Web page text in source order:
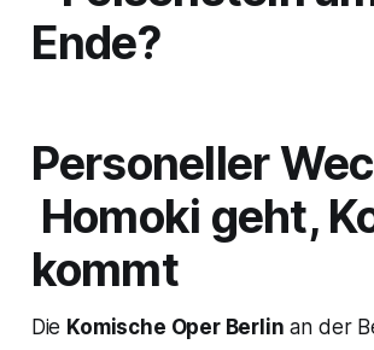
Ende?
Personeller
Homoki geht,
kommt
Die Komische Oper Berlin an der